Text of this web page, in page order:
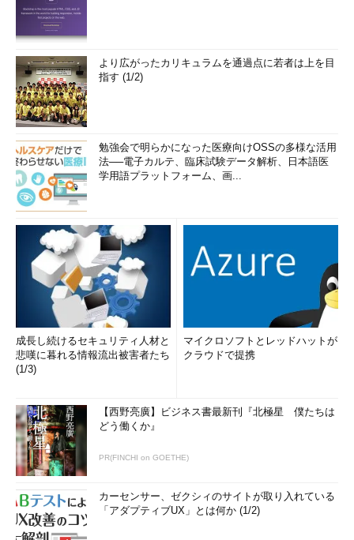
より広がったカリキュラムを通過点に若者は上を目
指す (1/2)
勉強会で明らかになった医療向けOSSの多様な活用
法──電子カルテ、臨床試験データ解析、日本語医
学用語プラットフォーム、画...
成長し続けるセキュリティ人材と
悲嘆に暮れる情報流出被害者たち
(1/3)
マイクロソフトとレッドハットが
クラウドで提携
【西野亮廣】ビジネス書最新刊『北極星 僕たちは
どう働くか』
PR(FINCHI on GOETHE)
カーセンサー、ゼクシィのサイトが取り入れている
「アダプティブUX」とは何か (1/2)